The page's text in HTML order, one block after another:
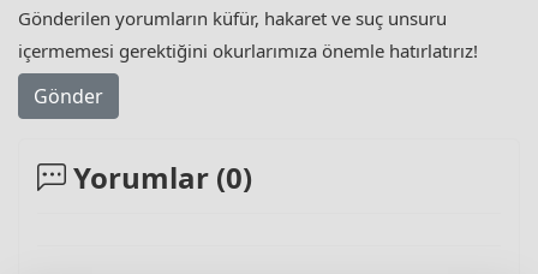
Gönderilen yorumların küfür, hakaret ve suç unsuru
içermemesi gerektiğini okurlarımıza önemle hatırlatırız!
Gönder
Yorumlar (0)